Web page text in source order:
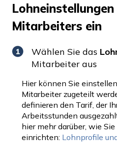
Lohneinstellungen
Mitarbeiters ein
Wählen Sie das
Mitarbeiter aus
Hier können Sie
Mitarbeiter zugeteilt
definieren den Tarif, der
Arbeitsstunden
hier mehr darüber, wie
einrichten: Lohnprofile